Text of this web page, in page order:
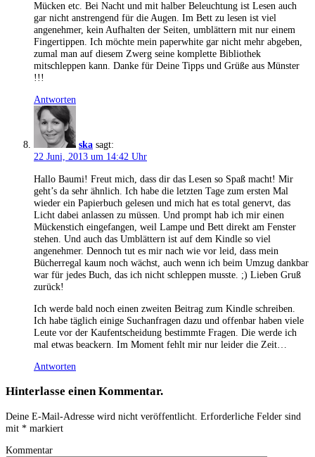
Mücken etc. Bei Nacht und mit halber Beleuchtung ist Lesen auch
gar nicht anstrengend für die Augen. Im Bett zu lesen ist viel
angenehmer, kein Aufhalten der Seiten, umblättern mit nur einem
Fingertippen. Ich möchte mein paperwhite gar nicht mehr abgeben,
zumal man auf diesem Zwerg seine komplette Bibliothek
mitschleppen kann. Danke für Deine Tipps und Grüße aus Münster
!!!
Antworten
ska sagt:
22 Juni, 2013 um 14:42 Uhr
Hallo Baumi! Freut mich, dass dir das Lesen so Spaß macht! Mir
geht’s da sehr ähnlich. Ich habe die letzten Tage zum ersten Mal
wieder ein Papierbuch gelesen und mich hat es total genervt, das
Licht dabei anlassen zu müssen. Und prompt hab ich mir einen
Mückenstich eingefangen, weil Lampe und Bett direkt am Fenster
stehen. Und auch das Umblättern ist auf dem Kindle so viel
angenehmer. Dennoch tut es mir nach wie vor leid, dass mein
Bücherregal kaum noch wächst, auch wenn ich beim Umzug dankbar
war für jedes Buch, das ich nicht schleppen musste. ;) Lieben Gruß
zurück!
Ich werde bald noch einen zweiten Beitrag zum Kindle schreiben.
Ich habe täglich einige Suchanfragen dazu und offenbar haben viele
Leute vor der Kaufentscheidung bestimmte Fragen. Die werde ich
mal etwas beackern. Im Moment fehlt mir nur leider die Zeit…
Antworten
Hinterlasse einen Kommentar.
Deine E-Mail-Adresse wird nicht veröffentlicht. Erforderliche Felder sind
mit * markiert
Kommentar